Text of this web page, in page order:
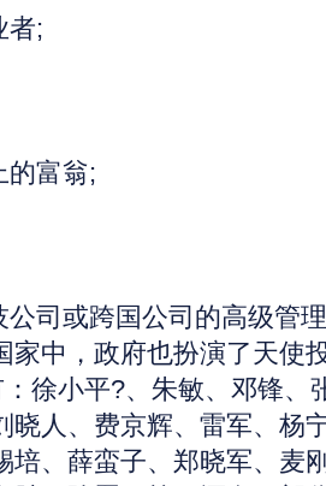
;
富翁;
或跨国公司的高级管理
家中，政府也扮演了天使
：徐小平?、朱敏、邓锋
晓人、费京辉、雷军、杨
培、薛蛮子、郑晓军、麦